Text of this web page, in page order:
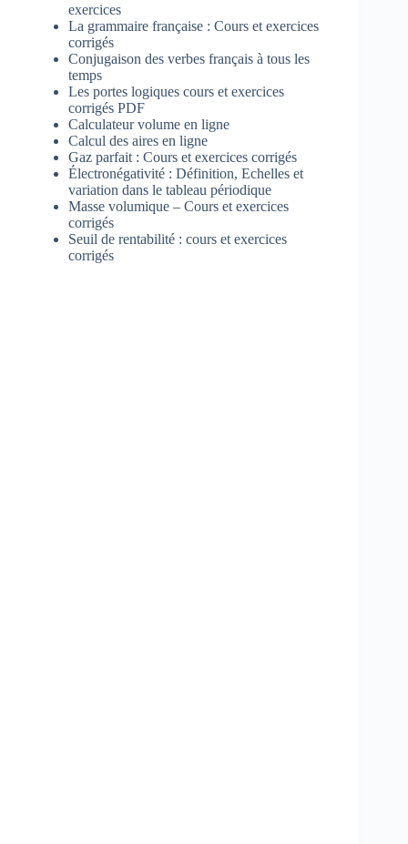
exercices
La grammaire française : Cours et exercices
corrigés
Conjugaison des verbes français à tous les
temps
Les portes logiques cours et exercices
corrigés PDF
Calculateur volume en ligne
Calcul des aires en ligne
Gaz parfait : Cours et exercices corrigés
Électronégativité : Définition, Echelles et
variation dans le tableau périodique
Masse volumique – Cours et exercices
corrigés
Seuil de rentabilité : cours et exercices
corrigés